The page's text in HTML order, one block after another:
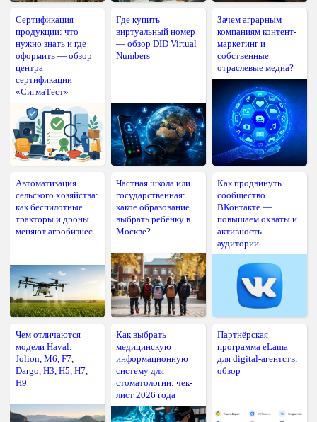
Сертификация
продукции: что
нужно знать и где
оформить — обзор
центра
сертификации
«СигмаТест»
Где купить
виртуальный номер
— обзор DID Virtual
Numbers
Зачем аграрным
компаниям контент-
маркетинг и
собственные
отраслевые медиа?
Автоматизация
сельского хозяйства:
как беспилотные
тракторы и дроны
меняют агробизнес
Частная школа или
государственная:
какое образование
выбрать ребёнку в
Москве?
Как продвинуть
сообщество
ВКонтакте —
повышаем охваты и
активность
аудитории
Чем отличаются
модели Haval:
Jolion, M6, F7,
Dargo, H3, H5, H7,
H9
Как выбрать
медицинскую
информационную
систему для
стоматологии: чек-
лист 2026 года
Партнёрская
программа eLama
для digital-агентств:
обзор